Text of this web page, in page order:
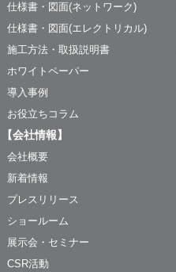
仕様書・図面(ネットワーク)
仕様書・図面(エレクトリカル)
施工方法・取扱説明書
ホワイトペーパー
導入事例
お役立ちコラム
【会社情報】
会社概要
新着情報
プレスリリース
ショールーム
展示会・セミナー
CSR活動